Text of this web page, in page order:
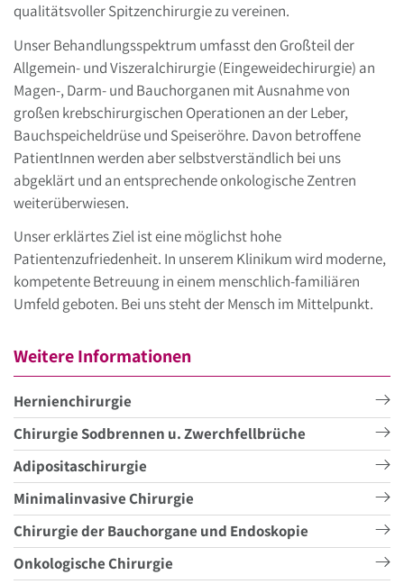
qualitätsvoller Spitzenchirurgie zu vereinen.
Unser Behandlungsspektrum umfasst den Großteil der
Allgemein- und Viszeralchirurgie (Eingeweidechirurgie) an
Magen-, Darm- und Bauchorganen mit Ausnahme von
großen krebschirurgischen Operationen an der Leber,
Bauchspeicheldrüse und Speiseröhre. Davon betroffene
PatientInnen werden aber selbstverständlich bei uns
abgeklärt und an entsprechende onkologische Zentren
weiterüberwiesen.
Unser erklärtes Ziel ist eine möglichst hohe
Patientenzufriedenheit. In unserem Klinikum wird moderne,
kompetente Betreuung in einem menschlich-familiären
Umfeld geboten. Bei uns steht der Mensch im Mittelpunkt.
Weitere Informationen
Hernienchirurgie
Chirurgie Sodbrennen u. Zwerchfellbrüche
Adipositaschirurgie
Minimalinvasive Chirurgie
Chirurgie der Bauchorgane und Endoskopie
Onkologische Chirurgie